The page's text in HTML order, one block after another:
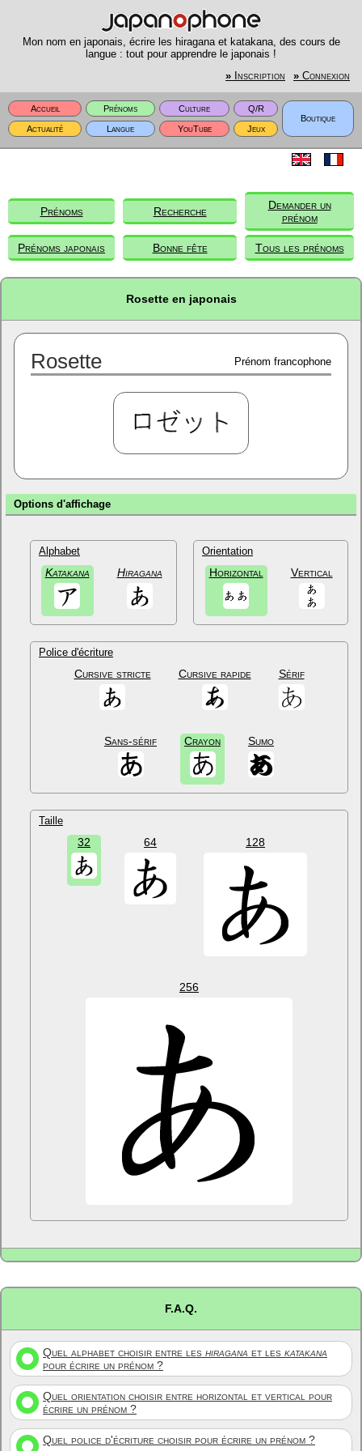
Mon nom en japonais, écrire les hiragana et katakana, des cours de
langue : tout pour apprendre le japonais !
» Inscription » Connexion
Accueil Prénoms Culture
Q/R
Boutique
Actualité
Langue YouTube Jeux
Prénoms Recherche
Demander un
prénom
Prénoms japonais Bonne fête Tous les prénoms
Rosette en japonais
Rosette Prénom francophone
Options d'affichage
Alphabet
Katakana Hiragana
Orientation
Horizontal Vertical
Police d'écriture
Cursive stricte Cursive rapide Sérif
Sans-sérif Crayon Sumo
Taille
32 64 128
256
F.A.Q.
Quel alphabet choisir entre les hiragana et les katakana
pour écrire un prénom ?
Quel orientation choisir entre horizontal et vertical pour
écrire un prénom ?
Quel police d'écriture choisir pour écrire un prénom ?